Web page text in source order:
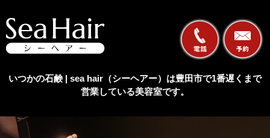
いつかの石鹸 | sea hair（シーヘアー）は豊田市で1番遅くまで
営業している美容室です。